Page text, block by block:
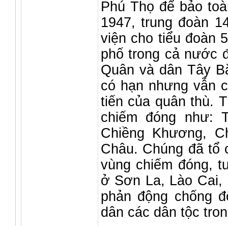
Phú Thọ để bảo
1947, trung đoàn
viện cho tiểu đoàn
phố trong cả nước
Quân và dân Tây
có hạn nhưng vẫn
tiến của quân thù.
chiếm đóng như:
Chiềng Khương,
Châu. Chúng đã tổ
vùng chiếm đóng,
ở Sơn La, Lào Cai,
phản động chống
dân các dân tộc